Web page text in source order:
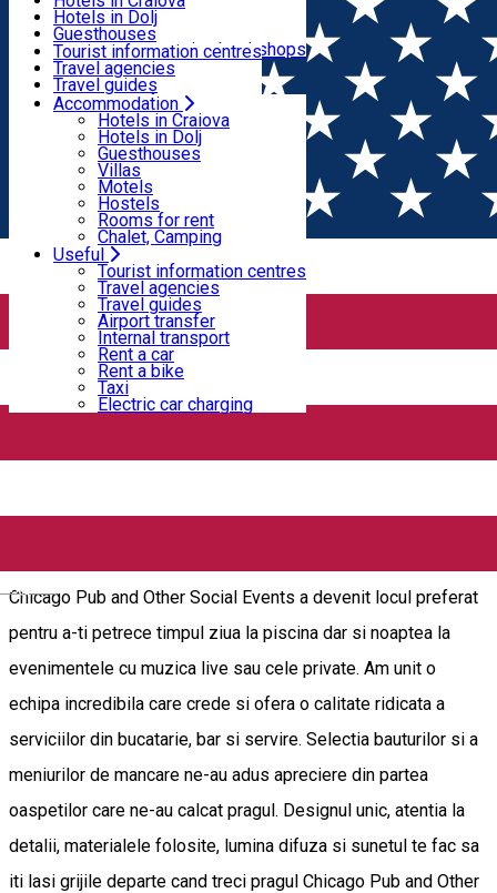
English
UsefulSwimming pools
Zoo
Shopping, souvenirs, bookshops
Hotels in Dolj
Guesthouses
Villas
Motels
Hostels
Rooms for rent
Chalet, Camping
Tourist information centres
Travel agencies
Travel guides
Airport transfer
Internal transport
Rent a car
Rent a bike
Taxi
Electric car charging
Accommodation
Hotels in Craiova
Hotels in Dolj
Guesthouses
Villas
Motels
Hostels
Rooms for rent
Chalet, Camping
Useful
Tourist information centres
Travel agencies
Travel guides
Airport transfer
Internal transport
Rent a car
Rent a bike
Taxi
Electric car charging
Home PLACES
Swimming pools
Swimming pool
Open
Azure Pool & Lounge
The only pool in the middle of the town
Brazda lui Novac, nr 63, Craiova, Romania
Chicago Pub and Other Social Events a devenit locul preferat
pentru a-ti petrece timpul ziua la piscina dar si noaptea la
evenimentele cu muzica live sau cele private. Am unit o
echipa incredibila care crede si ofera o calitate ridicata a
serviciilor din bucatarie, bar si servire. Selectia bauturilor si a
meniurilor de mancare ne-au adus apreciere din partea
oaspetilor care ne-au calcat pragul. Designul unic, atentia la
detalii, materialele folosite, lumina difuza si sunetul te fac sa
iti lasi grijile departe cand treci pragul Chicago Pub and Other